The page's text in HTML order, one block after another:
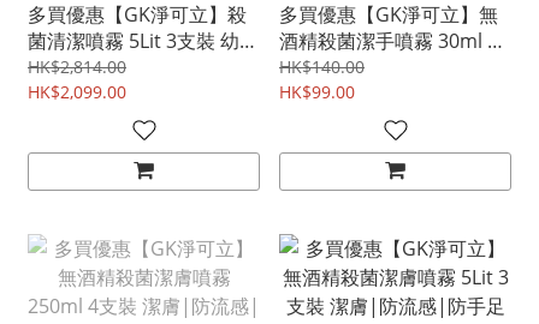
多買優惠【GK淨可立】殺
菌清潔噴霧 5Lit 3支裝 幼兒
寵物適用|分解尿味|抗菌|
防霉|抗流感|手足口病|金
黃葡萄球菌|有效殺滅新型
冠狀病毒COVID-19
HK$2,814.00
HK$2,099.00
多買優惠【GK淨可立】無
酒精殺菌潔手噴霧 30ml 抗
菌|抗流感|手足口病|幼兒
適用|女士適用|環境局認
可有效對抗新型冠狀病毒
COVID-19
HK$140.00
HK$99.00